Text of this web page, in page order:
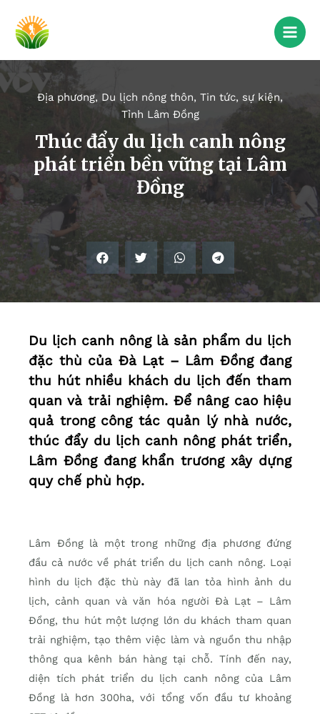
Địa phương, Du lịch nông thôn, Tin tức, sự kiện,
Tỉnh Lâm Đồng
Thúc đẩy du lịch canh nông
phát triển bền vững tại Lâm
Đồng
Du lịch canh nông là sản phẩm du lịch
đặc thù của Đà Lạt – Lâm Đồng đang
thu hút nhiều khách du lịch đến tham
quan và trải nghiệm. Để nâng cao hiệu
quả trong công tác quản lý nhà nước,
thúc đẩy du lịch canh nông phát triển,
Lâm Đồng đang khẩn trương xây dựng
quy chế phù hợp.
Lâm Đồng là một trong những địa phương đứng
đầu cả nước về phát triển du lịch canh nông. Loại
hình du lịch đặc thù này đã lan tỏa hình ảnh du
lịch, cảnh quan và văn hóa người Đà Lạt – Lâm
Đồng, thu hút một lượng lớn du khách tham quan
trải nghiệm, tạo thêm việc làm và nguồn thu nhập
thông qua kênh bán hàng tại chỗ. Tính đến nay,
diện tích phát triển du lịch canh nông của Lâm
Đồng là hơn 300ha, với tổng vốn đầu tư khoảng